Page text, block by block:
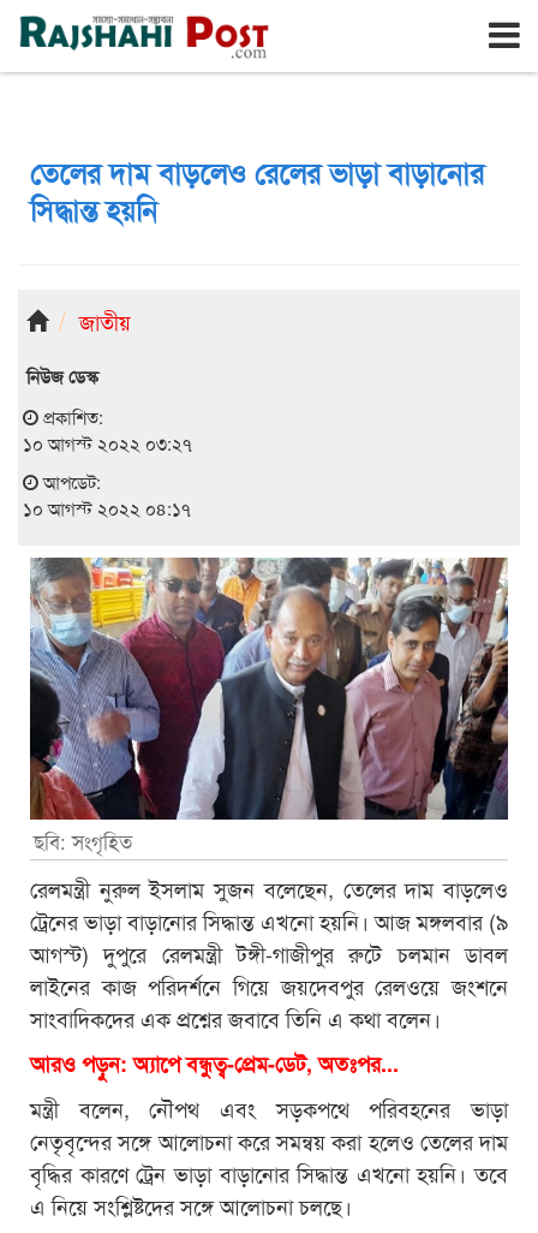
রাজশাহী শনিবার, ৮ই আগস্ট ২০২৬, ২৪শে শ্রাবণ ১৪৩৩
তেলের দাম বাড়লেও রেলের ভাড়া বাড়ানোর
সিদ্ধান্ত হয়নি
জাতীয়
নিউজ ডেস্ক
প্রকাশিত:
১০ আগস্ট ২০২২ ০৩:২৭
আপডেট:
১০ আগস্ট ২০২২ ০৪:১৭
ছবি: সংগৃহিত
রেলমন্ত্রী নুরুল ইসলাম সুজন বলেছেন, তেলের দাম বাড়লেও
ট্রেনের ভাড়া বাড়ানোর সিদ্ধান্ত এখনো হয়নি। আজ মঙ্গলবার (৯
আগস্ট) দুপুরে রেলমন্ত্রী টঙ্গী-গাজীপুর রুটে চলমান ডাবল
লাইনের কাজ পরিদর্শনে গিয়ে জয়দেবপুর রেলওয়ে জংশনে
সাংবাদিকদের এক প্রশ্নের জবাবে তিনি এ কথা বলেন।
আরও পড়ুন:অ্যাপে বন্ধুত্ব-প্রেম-ডেট, অতঃপর...
মন্ত্রী বলেন, নৌপথ এবং সড়কপথে পরিবহনের ভাড়া
নেতৃবৃন্দের সঙ্গে আলোচনা করে সমন্বয় করা হলেও তেলের দাম
বৃদ্ধির কারণে ট্রেন ভাড়া বাড়ানোর সিদ্ধান্ত এখনো হয়নি। তবে
এ নিয়ে সংশ্লিষ্টদের সঙ্গে আলোচনা চলছে।